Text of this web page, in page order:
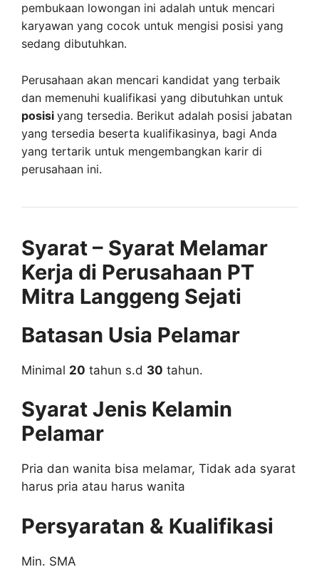
pembukaan lowongan ini adalah untuk mencari
karyawan yang cocok untuk mengisi posisi yang
sedang dibutuhkan.
Perusahaan akan mencari kandidat yang terbaik
dan memenuhi kualifikasi yang dibutuhkan untuk
posisi yang tersedia. Berikut adalah posisi jabatan
yang tersedia beserta kualifikasinya, bagi Anda
yang tertarik untuk mengembangkan karir di
perusahaan ini.
Syarat – Syarat Melamar
Kerja di Perusahaan PT
Mitra Langgeng Sejati
Batasan Usia Pelamar
Minimal 20 tahun s.d 30 tahun.
Syarat Jenis Kelamin
Pelamar
Pria dan wanita bisa melamar, Tidak ada syarat
harus pria atau harus wanita
Persyaratan & Kualifikasi
Min. SMA